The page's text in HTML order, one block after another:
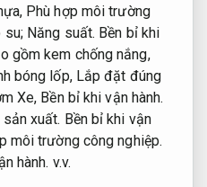
Phù hợp môi trường
su; Năng suất. Bền bỉ khi
gồm kem chống nắng,
bóng lốp, Lắp đặt đúng
Xe, Bền bỉ khi vận hành.
xuất. Bền bỉ khi vận
môi trường công nghiệp.
hành. v.v.